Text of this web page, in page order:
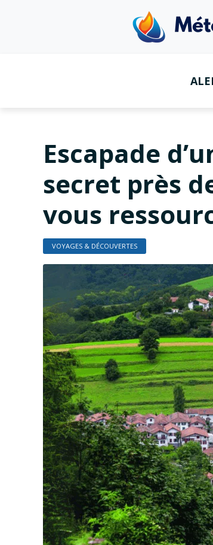
Escapade
secret près
vous
VOYAGES & DÉCOUVERTES